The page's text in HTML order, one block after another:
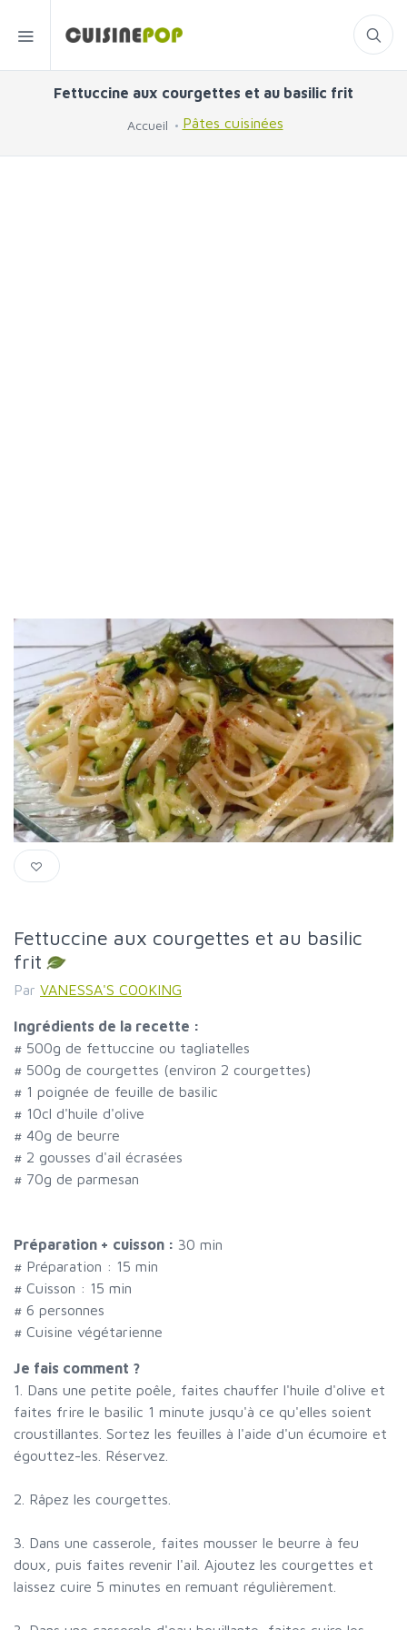
Fettuccine aux courgettes et au basilic frit
Accueil Pâtes cuisinées
Fettuccine aux courgettes et au basilic
frit
Par VANESSA'S COOKING
Ingrédients de la recette :
# 500g de fettuccine ou tagliatelles
# 500g de courgettes (environ 2 courgettes)
# 1 poignée de feuille de basilic
# 10cl d'huile d'olive
# 40g de beurre
# 2 gousses d'ail écrasées
# 70g de parmesan
Préparation + cuisson : 30 min
# Préparation : 15 min
# Cuisson : 15 min
# 6 personnes
# Cuisine végétarienne
Je fais comment ?
1. Dans une petite poêle, faites chauffer l'huile d'olive et
faites frire le basilic 1 minute jusqu'à ce qu'elles soient
croustillantes. Sortez les feuilles à l'aide d'un écumoire et
égouttez-les. Réservez.
2. Râpez les courgettes.
3. Dans une casserole, faites mousser le beurre à feu
doux, puis faites revenir l'ail. Ajoutez les courgettes et
laissez cuire 5 minutes en remuant régulièrement.